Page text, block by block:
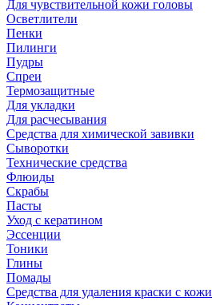
Для чувствительной кожи головы
Осветлители
Пенки
Пилинги
Пудры
Спреи
Термозащитные
Для укладки
Для расчесывания
Средства для химической завивки
Сыворотки
Технические средства
Флюиды
Скрабы
Пасты
Уход с кератином
Эссенции
Тоники
Глины
Помады
Средства для удаления краски с кожи